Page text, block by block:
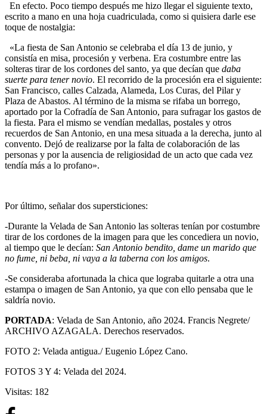
En efecto. Poco tiempo después me hizo llegar el siguiente texto,
escrito a mano en una hoja cuadriculada, como si quisiera darle ese
toque de nostalgia:
«La fiesta de San Antonio se celebraba el día 13 de junio, y
consistía en misa, procesión y verbena. Era costumbre entre las
solteras tirar de los cordones del santo, ya que decían que daba
suerte para tener novio. El recorrido de la procesión era el siguiente:
San Francisco, calles Calzada, Alameda, Los Curas, del Pilar y
Plaza de Abastos. Al término de la misma se rifaba un borrego,
aportado por la Cofradía de San Antonio, para sufragar los gastos de
la fiesta. Para el mismo se vendían medallas, postales y otros
recuerdos de San Antonio, en una mesa situada a la derecha, junto al
convento. Dejó de realizarse por la falta de colaboración de las
personas y por la ausencia de religiosidad de un acto que cada vez
tendía más a lo profano».
Por último, señalar dos supersticiones:
-Durante la Velada de San Antonio las solteras tenían por costumbre
tirar de los cordones de la imagen para que les concediera un novio,
al tiempo que le decían: San Antonio bendito, dame un marido que
no fume, ni beba, ni vaya a la taberna con los amigos.
-Se consideraba afortunada la chica que lograba quitarle a otra una
estampa o imagen de San Antonio, ya que con ello pensaba que le
saldría novio.
PORTADA: Velada de San Antonio, año 2024. Francis Negrete/
ARCHIVO AZAGALA. Derechos reservados.
FOTO 2: Velada antigua./ Eugenio López Cano.
FOTOS 3 Y 4: Velada del 2024.
Visitas: 182